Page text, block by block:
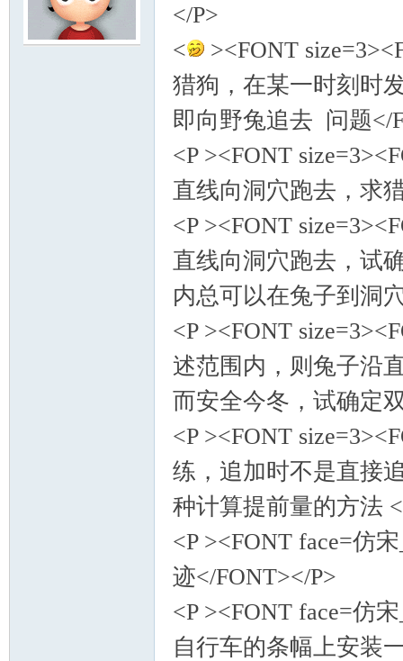
</P>
<
><FONT
猎狗，在某一时刻时
即向野兔追去 问题</
<P ><FONT
直线向洞穴跑去，求
<P ><FONT
直线向洞穴跑去，试
内总可以在兔子到洞
<P ><FONT
述范围内，则兔子沿
而安全今冬，试确定
<P ><FONT
练，追加时不是直接
种计算提前量的方法
<P ><FONT face=仿
迹</FONT></P>
<P ><FONT face=仿
自行车的条幅上安装